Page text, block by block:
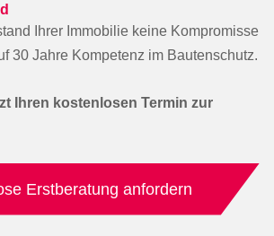
Ihrer Immobilie keine Kompromisse
30 Jahre Kompetenz im Bautenschutz.
Ihren kostenlosen Termin zur
Erstberatung anfordern